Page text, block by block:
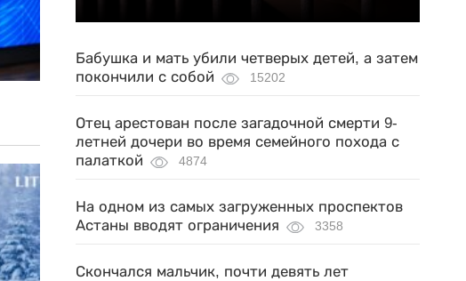
Бабушка и мать убили четверых детей, а затем
покончили с собой
15202
Отец арестован после загадочной смерти 9-
летней дочери во время семейного похода с
палаткой
4874
На одном из самых загруженных проспектов
Астаны вводят ограничения
3358
Скончался мальчик, почти девять лет